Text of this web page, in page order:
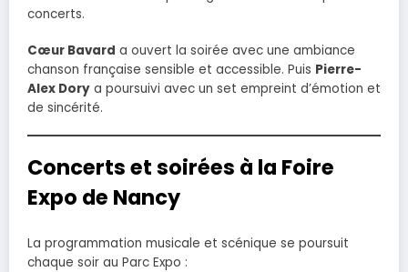
concerts.
Cœur Bavard a ouvert la soirée avec une ambiance
chanson française sensible et accessible. Puis Pierre-
Alex Dory a poursuivi avec un set empreint d’émotion et
de sincérité.
Concerts et soirées à la Foire
Expo de Nancy
La programmation musicale et scénique se poursuit
chaque soir au Parc Expo :